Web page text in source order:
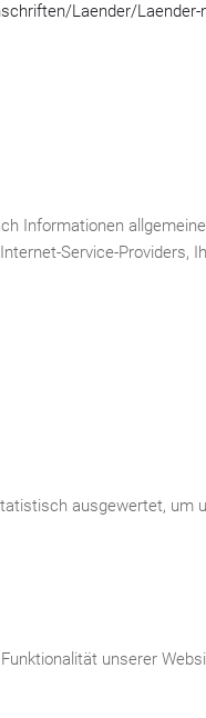
Laender/Laender-
Informationen
Service-Providers,
ausgewertet, um
unserer